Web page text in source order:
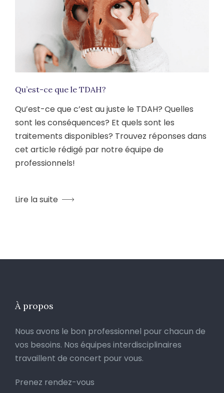
Qu’est-ce que le TDAH?
Qu’est-ce que c’est au juste le TDAH? Quelles
sont les conséquences? Et quels sont les
traitements disponibles? Trouvez réponses dans
cet article rédigé par notre équipe de
professionnels!
Lire la suite
À propos
Nous avons le bon professionnel pour chacun de
vos besoins. Nos équipes interdisciplinaires
travaillent de concert pour vous.
Prenez rendez-vous